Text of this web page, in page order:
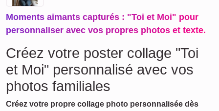
Moments aimants capturés : "Toi et Moi" pour
personnaliser avec vos propres photos et texte.
Créez votre poster collage "Toi
et Moi" personnalisé avec vos
photos familiales
Créez votre propre collage photo personnalisée dès